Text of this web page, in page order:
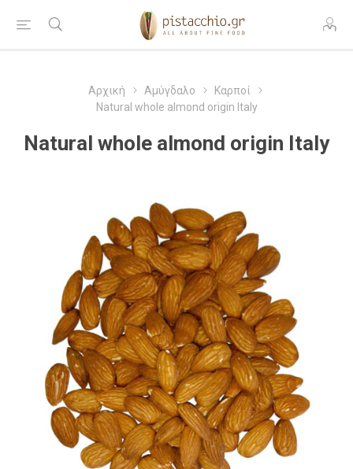
Αρχική Αμύγδαλο
Καρποί
Natural whole almond origin Italy
Natural whole almond origin Italy